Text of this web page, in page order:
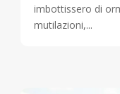
imbottissero di
mutilazioni,...